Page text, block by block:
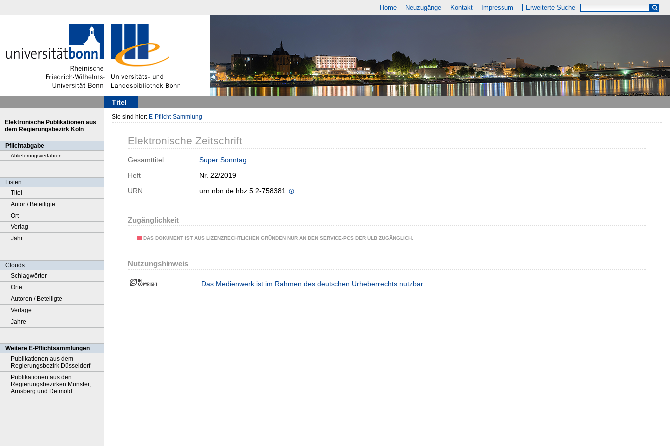
Home Neuzugänge Kontakt Impressum Erweiterte Suche
Titel
Elektronische Publikationen aus
dem Regierungsbezirk Köln
Pflichtabgabe
Ablieferungsverfahren
Listen
Titel
Autor / Beteiligte
Ort
Verlag
Jahr
Clouds
Schlagwörter
Orte
Autoren / Beteiligte
Verlage
Jahre
Weitere E-Pflichtsammlungen
Publikationen aus dem
Regierungsbezirk Düsseldorf
Publikationen aus den
Regierungsbezirken Münster,
Arnsberg und Detmold
Sie sind hier: E-Pflicht-Sammlung
Elektronische Zeitschrift
Gesamttitel
Super Sonntag
Heft
Nr. 22/2019
URN
urn:nbn:de:hbz:5:2-758381
Zugänglichkeit
DAS DOKUMENT IST AUS LIZENZRECHTLICHEN GRÜNDEN NUR AN DEN SERVICE-PCS DER ULB ZUGÄNGLICH.
Nutzungshinweis
Das Medienwerk ist im Rahmen des deutschen Urheberrechts nutzbar.